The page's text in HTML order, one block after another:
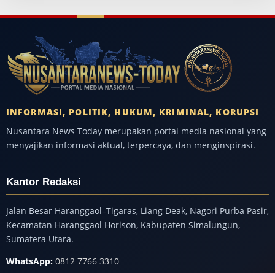
INFORMASI, POLITIK, HUKUM, KRIMINAL, KORUPSI
Nusantara News Today merupakan portal media nasional yang
menyajikan informasi aktual, terpercaya, dan menginspirasi.
Kantor Redaksi
Jalan Besar Haranggaol–Tigaras, Liang Deak, Nagori Purba Pasir,
Kecamatan Haranggaol Horison, Kabupaten Simalungun,
Sumatera Utara.
WhatsApp: 0812 7766 3310